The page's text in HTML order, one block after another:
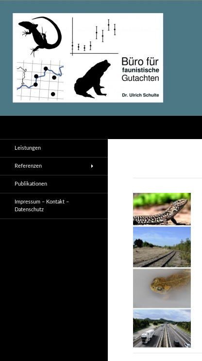
Reptilien
Leistungen
Referenzen
Publikationen
Impressum – Kontakt –
Datenschutz